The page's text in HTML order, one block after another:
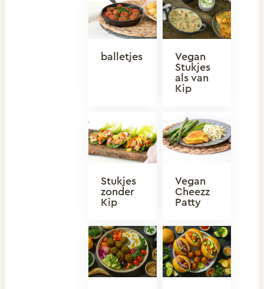
balletjes
Vegan
Stukjes
als van
Kip
Stukjes
zonder
Kip
Vegan
Cheezz
Patty